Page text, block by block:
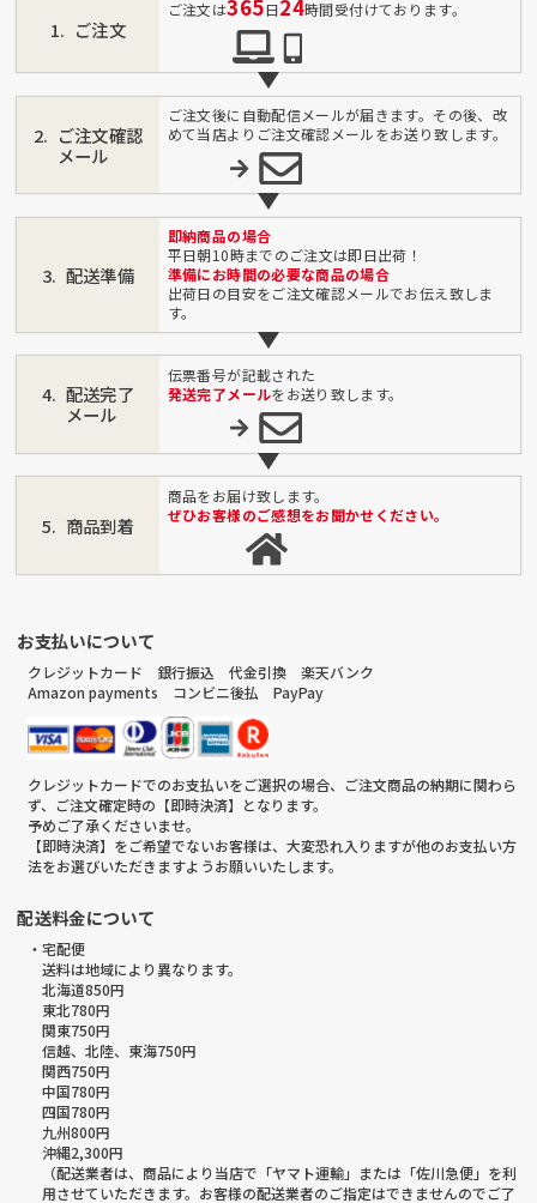
ご注文
ご注文は365日24時間受付けております。
ご注文確認
メール
ご注文後に自動配信メールが届きます。その後、改
めて当店よりご注文確認メールをお送り致します。
配送準備
即納商品の場合
平日朝10時までのご注文は即日出荷！
準備にお時間の必要な商品の場合
出荷日の目安をご注文確認メールでお伝え致しま
す。
配送完了
メール
伝票番号が記載された
発送完了メールをお送り致します。
商品到着
商品をお届け致します。
ぜひお客様のご感想をお聞かせください。
お支払いについて
クレジットカード 銀行振込 代金引換 楽天バンク
Amazon payments コンビニ後払 PayPay
クレジットカードでのお支払いをご選択の場合、ご注文商品の納期に関わら
ず、ご注文確定時の【即時決済】となります。
予めご了承くださいませ。
【即時決済】をご希望でないお客様は、大変恐れ入りますが他のお支払い方
法をお選びいただきますようお願いいたします。
配送料金について
・宅配便
送料は地域により異なります。
北海道850円
東北780円
関東750円
信越、北陸、東海750円
関西750円
中国780円
四国780円
九州800円
沖縄2,300円
（配送業者は、商品により当店で「ヤマト運輸」または「佐川急便」を利
用させていただきます。お客様の配送業者のご指定はできませんのでご了